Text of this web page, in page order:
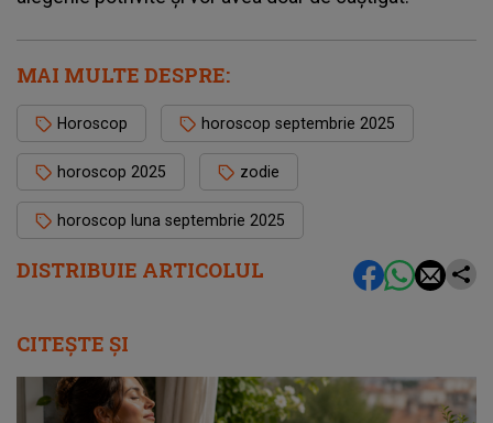
DISTRIBUIE ARTICOLUL
MAI MULTE DESPRE:
Horoscop horoscop septembrie 2025
horoscop 2025 zodie
horoscop luna septembrie 2025
CITEȘTE ȘI